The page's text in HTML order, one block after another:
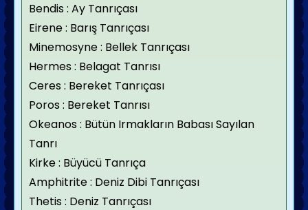
Bendis : Ay Tanrıçası
Eirene : Barış Tanrıçası
Minemosyne : Bellek Tanrıçası
Hermes : Belagat Tanrısı
Ceres : Bereket Tanrıçası
Poros : Bereket Tanrısı
Okeanos : Bütün Irmakların Babası Sayılan
Tanrı
Kirke : Büyücü Tanrıça
Amphitrite : Deniz Dibi Tanrıçası
Thetis : Deniz Tanrıçası